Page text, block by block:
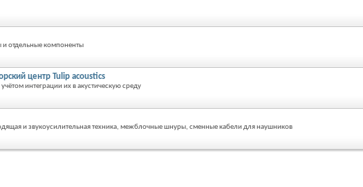
и отдельные компоненты
центр Tulip acoustics
интеграции их в акустическую среду
и звукоусилительная техника, межблочные шнуры, сменные кабели для наушников